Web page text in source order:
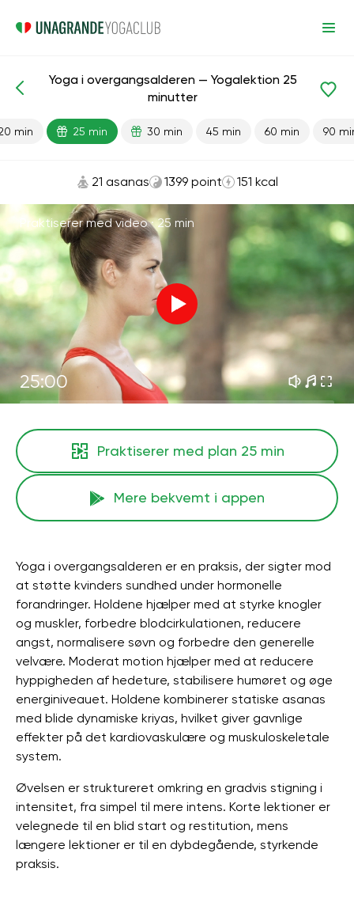
Færdiglavede lektioner Alder
Yoga i overgangsalderen — Yogalektion 25
minutter
min 25 min 30 min 45 min 60 min 90
21 asanas 1399 point 151 kcal
Praktiserer med video ·25 min
25:00
Praktiserer med plan 25 min
Mere bekvemt i appen
Yoga i overgangsalderen er en praksis, der sigter mod
at støtte kvinders sundhed under hormonelle
forandringer. Holdene hjælper med at styrke knogler
og muskler, forbedre blodcirkulationen, reducere
angst, normalisere søvn og forbedre den generelle
velvære. Moderat motion hjælper med at reducere
hyppigheden af ​​hedeture, stabilisere humøret og øge
energiniveauet. Holdene kombinerer statiske asanas
med blide dynamiske kriyas, hvilket giver gavnlige
effekter på det kardiovaskulære og muskuloskeletale
system.
Øvelsen er struktureret omkring en gradvis stigning i
intensitet, fra simpel til mere intens. Korte lektioner er
velegnede til en blid start og restitution, mens
længere lektioner er til en dybdegående, styrkende
praksis.